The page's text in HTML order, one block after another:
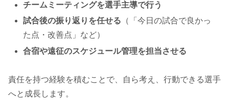
チームミーティングを選手主導で行う
試合後の振り返りを任せる （「今日の試合で良かっ
た点・改善点」など）
合宿や遠征のスケジュール管理を担当させる
責任を持つ経験を積むことで、自ら考え、行動できる選手
へと成長します。